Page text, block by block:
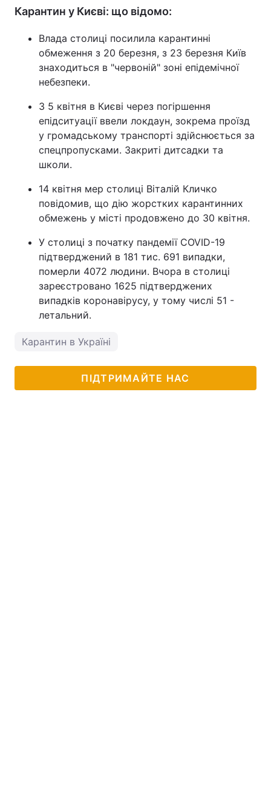
Карантин у Києві: що відомо:
Влада столиці посилила карантинні
обмеження з 20 березня, з 23 березня Київ
знаходиться в "червоній" зоні епідемічної
небезпеки.
З 5 квітня в Києві через погіршення
епідситуації ввели локдаун, зокрема проїзд
у громадському транспорті здійснюється за
спецпропусками. Закриті дитсадки та
школи.
14 квітня мер столиці Віталій Кличко
повідомив, що дію жорстких карантинних
обмежень у місті продовжено до 30 квітня.
У столиці з початку пандемії COVID-19
підтверджений в 181 тис. 691 випадки,
померли 4072 людини. Вчора в столиці
зареєстровано 1625 підтверджених
випадків коронавірусу, у тому числі 51 -
летальний.
Карантин в Україні
ПІДТРИМАЙТЕ НАС